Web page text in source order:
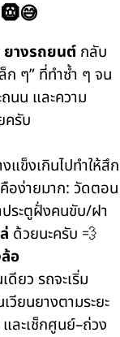
ยางรถยนต์ กลับ
ก ๆ” ที่ทำซ้ำ ๆ จน
นน และความ
ครับ
แข็งเกินไปทำให้สึก
อง่ายมาก: วัดตอน
ประตูฝั่งคนขับ/ฝา
ด้วยนะครับ 💨
อ
ดียว รถจะเริ่ม
ยนยางตามระยะ
ละเช็กศูนย์–ถ่วง